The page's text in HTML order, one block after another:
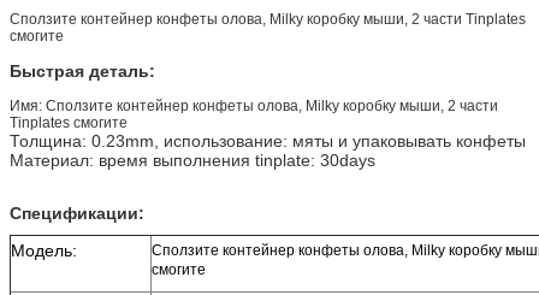
Сползите контейнер конфеты олова, Milky коробку мыши, 2 части Tinplates
смогите
Быстрая деталь:
Имя: Сползите контейнер конфеты олова, Milky коробку мыши, 2 части
Tinplates смогите
Толщина: 0.23mm, использование: мяты и упаковывать конфеты
Материал: время выполнения tinplate: 30days
Спецификации:
Модель:
Сползите контейнер конфеты олова, Milky коробку
смогите